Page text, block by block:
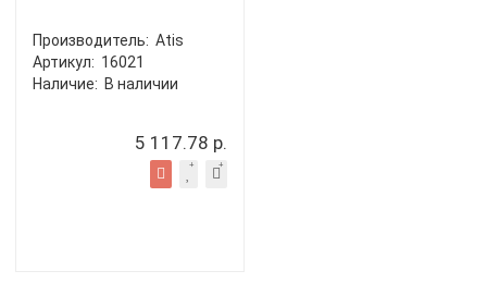
Производитель: Atis
Артикул: 16021
Наличие: В наличии
5 117.78 р.